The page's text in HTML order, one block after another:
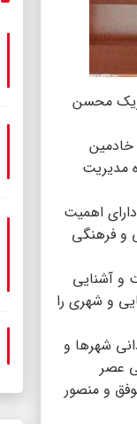
تبریک محسن
خادمین
مدیریت
اهمیت
و فرهنگی
و آشنایی
و شهری را
شهرها و
عصر
و منصور